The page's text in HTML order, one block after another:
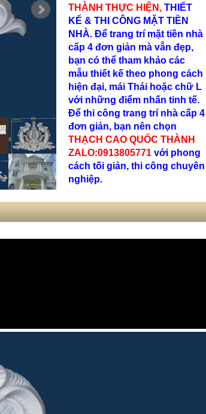
THÀNH THỰC HIỆN, THIẾT
KẾ & THI CÔNG MẶT TIỀN
NHÀ. Để trang trí mặt tiền nhà
cấp 4 đơn giản mà vẫn đẹp,
bạn có thể tham khảo các
mẫu thiết kế theo phong cách
hiện đại, mái Thái hoặc chữ L
với những điểm nhấn tinh tế.
Để thi công trang trí nhà cấp 4
đơn giản, bạn nên chọn
THẠCH CAO QUỐC THÀNH
ZALO:0913805771 với phong
cách tối giản, thi công chuyên
nghiệp.